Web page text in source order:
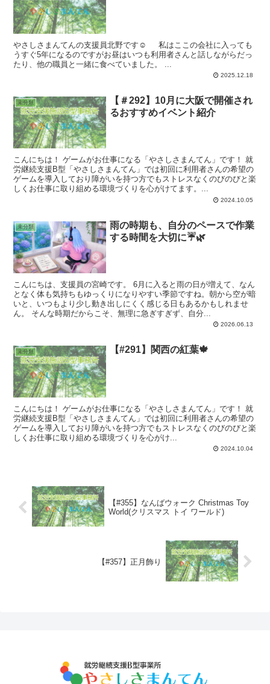
やさしさまんてんの支援員北野です☺️ 私はここの会社に入っても
うすぐ5年になるのですがお昼はいつも利用者さんと話しながらだっ
たり、他の職員と一緒に食べていました。 ...
2025.12.18
未分類
【＃292】10月に大阪で開催され
るおすすめイベント紹介
こんにちは！ ゲームがお仕事になる「やさしさまんてん」です！ 就
労継続支援B型「やさしさまんてん」では初回に利用者さんの希望の
ゲームを導入しており障がいを持つ方でもストレスなくのびのびと楽
しくお仕事に取り組める環境づくりを心がけてます。...
2024.10.05
未分類
雨の時期も、自分のペースで作業
する時間を大切に☔🌿
こんにちは、支援員の宮崎です。 6月に入ると雨の日が増えて、なん
となく体も気持ちもゆっくりになりやすい季節ですね。朝から空が暗
いと、いつもより少し動き出しにくく感じる日もあるかもしれませ
ん。 そんな時期だからこそ、無理に急ぎすぎず、自分...
2026.06.13
未分類 【#291】関西の紅葉🍁
こんにちは！ ゲームがお仕事になる「やさしさまんてん」です！ 就
労継続支援B型「やさしさまんてん」では初回に利用者さんの希望の
ゲームを導入しており障がいを持つ方でもストレスなくのびのびと楽
しくお仕事に取り組める環境づくりを心がけ...
2024.10.04
【#355】なんばウォーク Christmas Toy
World(クリスマス トイ ワールド)
【#357】正月飾り